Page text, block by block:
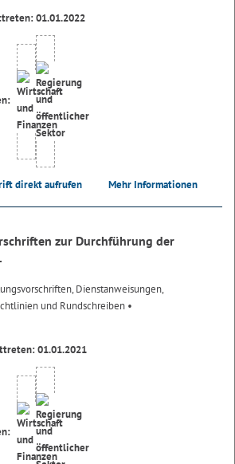
01.01.2022
direkt aufrufen Mehr Informationen
zur Durchführung der
Dienstanweisungen,
und Rundschreiben •
01.01.2021